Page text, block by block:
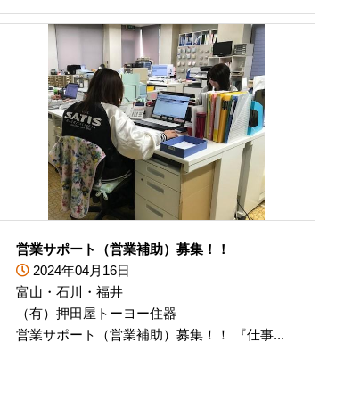
営業サポート（営業補助）募集！！
2024年04月16日
富山・石川・福井
（有）押田屋トーヨー住器
営業サポート（営業補助）募集！！ 『仕事...